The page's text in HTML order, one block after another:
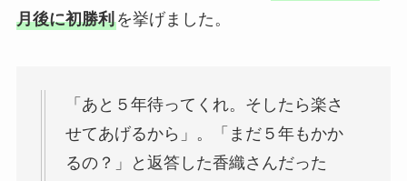
月後に初勝利を挙げました。
「あと５年待ってくれ。そしたら楽さ
せてあげるから」。「まだ５年もかか
るの？」と返答した香織さんだった